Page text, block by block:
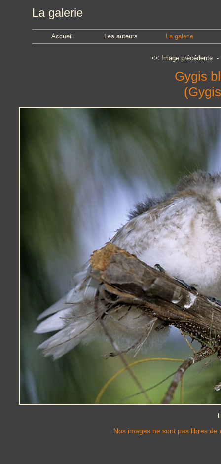
La galerie
Accueil Les auteurs La galerie
<< Image précédente
Gygis
Nos images ne sont pas libres